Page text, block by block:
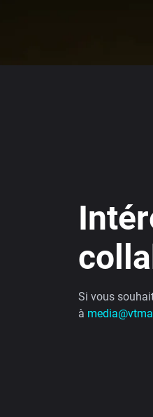
Si vous
à